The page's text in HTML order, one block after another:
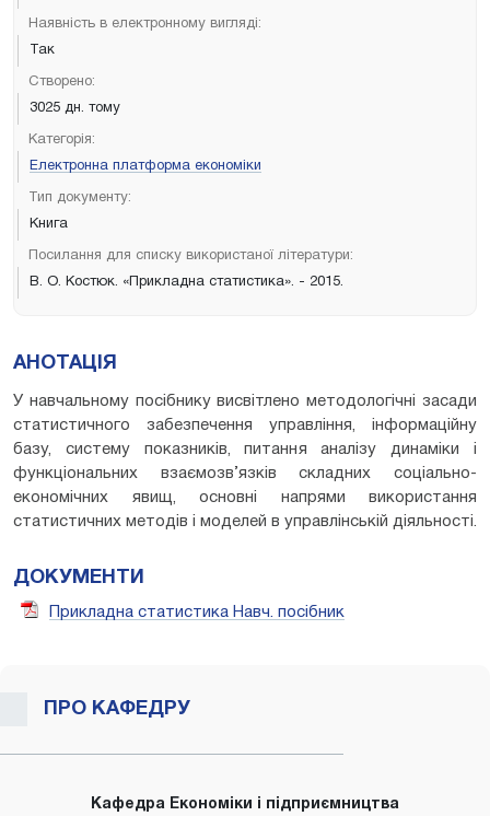
Наявність в електронному вигляді:
Так
Створено:
3025 дн. тому
Категорія:
Електронна платформа економіки
Тип документу:
Книга
Посилання для списку використаної літератури:
В. О. Костюк. «Прикладна статистика». - 2015.
АНОТАЦІЯ
У навчальному посібнику висвітлено методологічні засади
статистичного забезпечення управління, інформаційну
базу, систему показників, питання аналізу динаміки і
функціональних взаємозв’язків складних соціально-
економічних явищ, основні напрями використання
статистичних методів і моделей в управлінській діяльності.
ДОКУМЕНТИ
Прикладна статистика Навч. посібник
ПРО КАФЕДРУ
Кафедра Економіки і підприємництва